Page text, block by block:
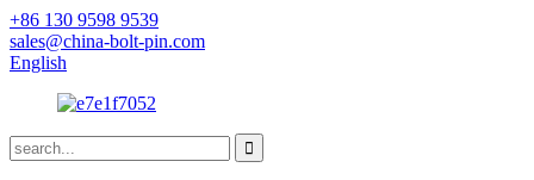
+86 130 9598 9539
sales@china-bolt-pin.com
English